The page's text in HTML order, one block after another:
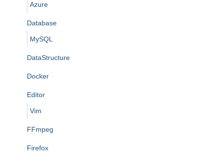
Azure
Database
MySQL
DataStructure
Docker
Editor
Vim
FFmpeg
Firefox